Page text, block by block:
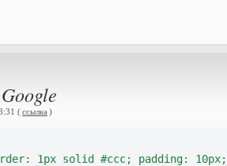
(ссылка )
1px solid #ccc; padding: